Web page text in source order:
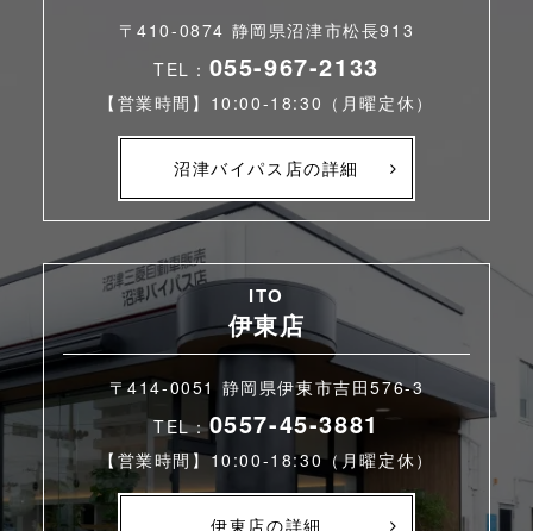
〒410-0874 静岡県沼津市松長913
TEL： 055-967-2133
【営業時間】10:00-18:30（月曜定休）
沼津バイパス店の詳細
ITO
伊東店
〒414-0051 静岡県伊東市吉田576-3
TEL：0557-45-3881
【営業時間】10:00-18:30（月曜定休）
伊東店の詳細